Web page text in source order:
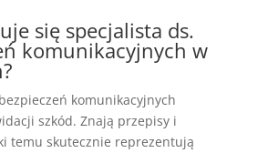
się specjalista ds.
komunikacyjnych w
komunikacyjnych
szkód. Znają przepisy i
temu skutecznie reprezentują